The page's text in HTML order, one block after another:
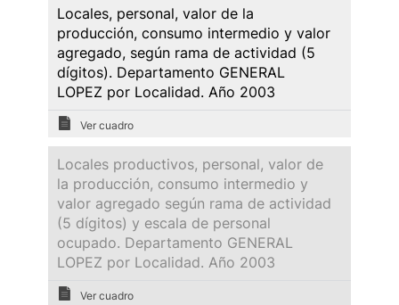
Locales, personal, valor de la
producción, consumo intermedio y valor
agregado, según rama de actividad (5
dígitos). Departamento GENERAL
LOPEZ por Localidad. Año 2003
Ver cuadro
Locales productivos, personal, valor de
la producción, consumo intermedio y
valor agregado según rama de actividad
(5 dígitos) y escala de personal
ocupado. Departamento GENERAL
LOPEZ por Localidad. Año 2003
Ver cuadro